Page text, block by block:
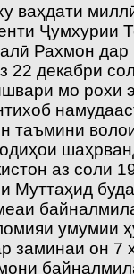
ваҳдати
Ҷумхурии
Рахмон дар
22 декабри
мо рохи
таъмини
аз соли
Муттаҳид
умумии
заминаи он 7